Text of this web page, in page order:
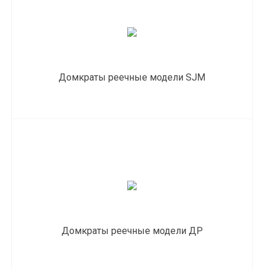
Домкраты реечные модели SJM
Домкраты реечные модели ДР